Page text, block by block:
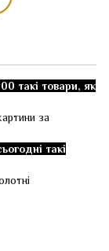
такі товари, як
за
такі